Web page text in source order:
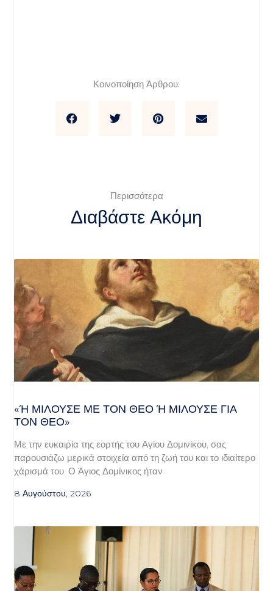
Κοινοποίηση Άρθρου:
Περισσότερα
Διαβάστε Ακόμη
«Ή ΜΙΛΟΎΣΕ ΜΕ ΤΟΝ ΘΕΌ Ή ΜΙΛΟΎΣΕ ΓΙΑ ΤΟ
Ν ΘΕΌ»
Με την ευκαιρία της εορτής του Αγίου Δομινίκου, σας
παρουσιάζω μερικά στοιχεία από τη ζωή του και το ιδιαίτερο
χάρισμά του. Ο Άγιος Δομίνικος ήταν
8 Αυγούστου, 2026